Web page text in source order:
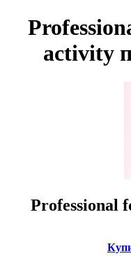
activity
Professional